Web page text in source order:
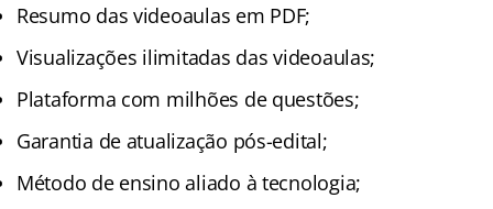
Resumo das videoaulas em PDF;
Visualizações ilimitadas das videoaulas;
Plataforma com milhões de questões;
Garantia de atualização pós-edital;
Método de ensino aliado à tecnologia;